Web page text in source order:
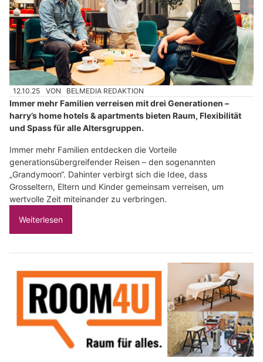
12.10.25 VON BELMEDIA REDAKTION
Immer mehr Familien verreisen mit drei Generationen –
harry’s home hotels & apartments bieten Raum, Flexibilität
und Spass für alle Altersgruppen.
Immer mehr Familien entdecken die Vorteile
generationsübergreifender Reisen – den sogenannten
„Grandymoon“. Dahinter verbirgt sich die Idee, dass
Grosseltern, Eltern und Kinder gemeinsam verreisen, um
wertvolle Zeit miteinander zu verbringen.
Weiterlesen